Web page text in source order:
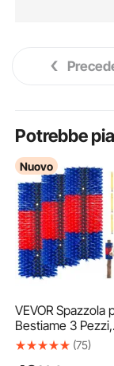
Potrebbe
Nuovo
VEVOR Spazzola
Bestiame 3 Pezzi,
Perno a Rullo con
(75)